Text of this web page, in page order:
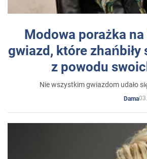
Modowa porażka
gwiazd, które
z powodu
Nie wszystkim gwiazdom udało
Dama